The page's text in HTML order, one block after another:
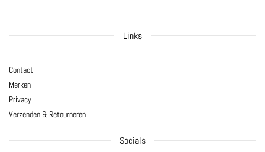
Links
Contact
Merken
Privacy
Verzenden & Retourneren
Socials